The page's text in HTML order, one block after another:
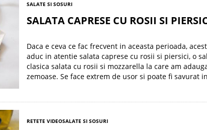
SALATE SI SOSURI
SALATA CAPRESE CU ROSII SI
Daca e ceva ce fac frecvent in aceasta perioada,
aduc in atentie salata caprese cu rosii si piersici, o
clasica salata cu rosii si mozzarella la care am
zemoase. Se face extrem de usor si poate fi savurat
RETETE VIDEOSALATE SI SOSURI